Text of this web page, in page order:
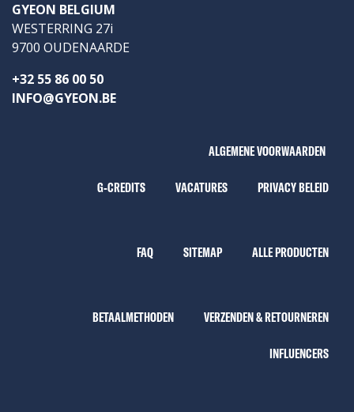
GYEON BELGIUM
WESTERRING 27i
9700 OUDENAARDE
+32 55 86 00 50
INFO@GYEON.BE
ALGEMENE VOORWAARDEN
G-CREDITS VACATURES PRIVACY BELEID
FAQ SITEMAP ALLE PRODUCTEN
BETAALMETHODEN VERZENDEN & RETOURNEREN
INFLUENCERS